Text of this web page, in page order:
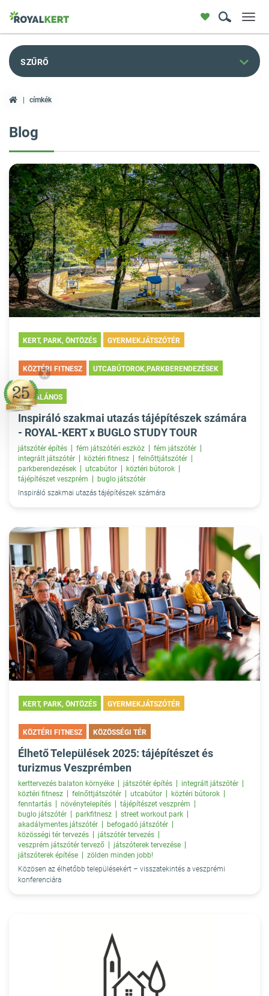
SZŰRŐ
címkék
Blog
KERT, PARK, ÖNTÖZÉS GYERMEKJÁTSZÓTÉR
KÖZTÉRI FITNESZ UTCABÚTOROK,PARKBERENDEZÉSEK
ÁLTALÁNOS
Inspiráló szakmai utazás tájépítészek számára
- ROYAL-KERT x BUGLO STUDY TOUR
játszótér építés fém játszótéri eszköz
fém játszótér
integrált játszótér
köztéri fitnesz
felnőttjátszótér
parkberendezések
utcabútor
köztéri bútorok
tájépítészet veszprém
buglo játszótér
Inspiráló szakmai utazás tájépítészek számára
KERT, PARK, ÖNTÖZÉS GYERMEKJÁTSZÓTÉR
KÖZTÉRI FITNESZ KÖZÖSSÉGI TÉR
Élhető Települések 2025: tájépítészet és
turizmus Veszprémben
kerttervezés balaton környéke játszótér építés
integrált játszótér
köztéri fitnesz
felnőttjátszótér utcabútor
köztéri bútorok
fenntartás
növénytelepítés
tájépítészet veszprém
buglo játszótér
parkfitnesz
street workout park
akadálymentes játszótér
befogadó játszótér
közösségi tér tervezés
játszótér tervezés
veszprém játszótér tervező
játszóterek tervezése
játszóterek építése
zölden minden jobb!
Közösen az élhetőbb településekért – visszatekintés a veszprémi
konferenciára
X